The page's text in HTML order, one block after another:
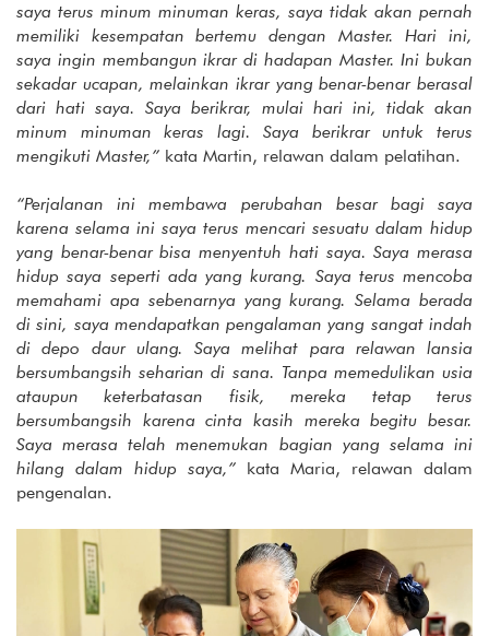
saya terus minum minuman keras, saya tidak akan pernah
memiliki kesempatan bertemu dengan Master. Hari ini,
saya ingin membangun ikrar di hadapan Master. Ini bukan
sekadar ucapan, melainkan ikrar yang benar-benar berasal
dari hati saya. Saya berikrar, mulai hari ini, tidak akan
minum minuman keras lagi. Saya berikrar untuk terus
mengikuti Master,” kata Martin, relawan dalam pelatihan.
“Perjalanan ini membawa perubahan besar bagi saya
karena selama ini saya terus mencari sesuatu dalam hidup
yang benar-benar bisa menyentuh hati saya. Saya merasa
hidup saya seperti ada yang kurang. Saya terus mencoba
memahami apa sebenarnya yang kurang. Selama berada
di sini, saya mendapatkan pengalaman yang sangat indah
di depo daur ulang. Saya melihat para relawan lansia
bersumbangsih seharian di sana. Tanpa memedulikan usia
ataupun keterbatasan fisik, mereka tetap terus
bersumbangsih karena cinta kasih mereka begitu besar.
Saya merasa telah menemukan bagian yang selama ini
hilang dalam hidup saya,” kata Maria, relawan dalam
pengenalan.